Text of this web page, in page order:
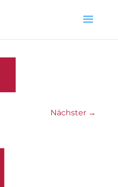
Nächster →